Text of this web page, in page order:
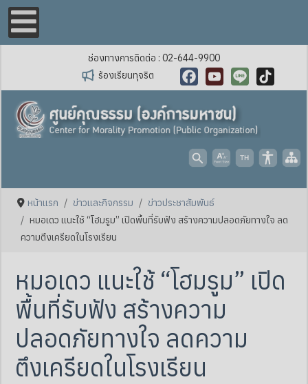
ช่องทางการติดต่อ : 02-644-9900
ร้องเรียนทุจริต
Facebook
YouTube
Line TikTok
หน้าแรก ข่าวและกิจกรรม
ข่าวประชาสัมพันธ์
หมอเดว แนะใช้ “โฮมรูม” เปิดพื้นที่รับฟัง สร้างความปลอดภัยทางใจ ลด
ความตึงเครียดในโรงเรียน
หมอเดว แนะใช้ “โฮมรูม” เปิด
พื้นที่รับฟัง สร้างความ
ปลอดภัยทางใจ ลดความ
ตึงเครียดในโรงเรียน